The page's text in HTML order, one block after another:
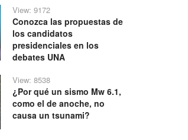
View: 9172
Conozca las propuestas de
los candidatos
presidenciales en los
debates UNA
View: 8538
¿Por qué un sismo Mw 6.1,
como el de anoche, no
causa un tsunami?